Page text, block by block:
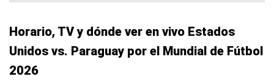
Horario, TV y dónde ver en vivo Estados
Unidos vs. Paraguay por el Mundial de Fútbol
2026